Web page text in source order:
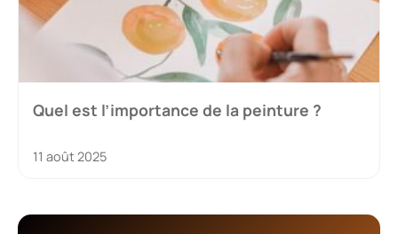
Quel est l’importance de la peinture ?
11 août 2025